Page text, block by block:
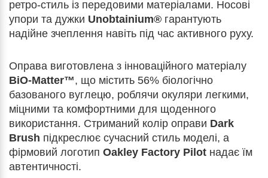
ретро-стиль із передовими матеріалами. Носові
упори та дужки Unobtainium® гарантують
надійне зчеплення навіть під час активного руху.
Оправа виготовлена з інноваційного матеріалу
BiO-Matter™, що містить 56% біологічно
базованого вуглецю, роблячи окуляри легкими,
міцними та комфортними для щоденного
використання. Стриманий колір оправи Dark
Brush підкреслює сучасний стиль моделі, а
фірмовий логотип Oakley Factory Pilot надає їм
автентичності.